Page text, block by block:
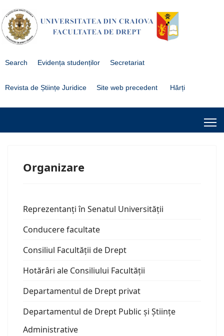
Search Evidența studenților Secretariat
Revista de Științe Juridice Site web precedent Hărți
Organizare
Reprezentanți în Senatul Universității
Conducere facultate
Consiliul Facultății de Drept
Hotărâri ale Consiliului Facultății
Departamentul de Drept privat
Departamentul de Drept Public și Științe
Administrative